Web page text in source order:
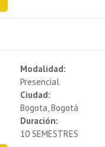
Modalidad:
Presencial
Ciudad:
Bogota, Bogotá
Duración:
10 SEMESTRES